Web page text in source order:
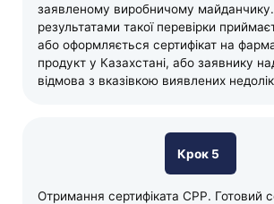
заявленому виробничому
результатами такої перевірки
або оформляється сертифікат на
продукт у Казахстані, або заявнику
відмова з вказівкою виявлених
Крок 5
Отримання сертифіката CPP. Готовий